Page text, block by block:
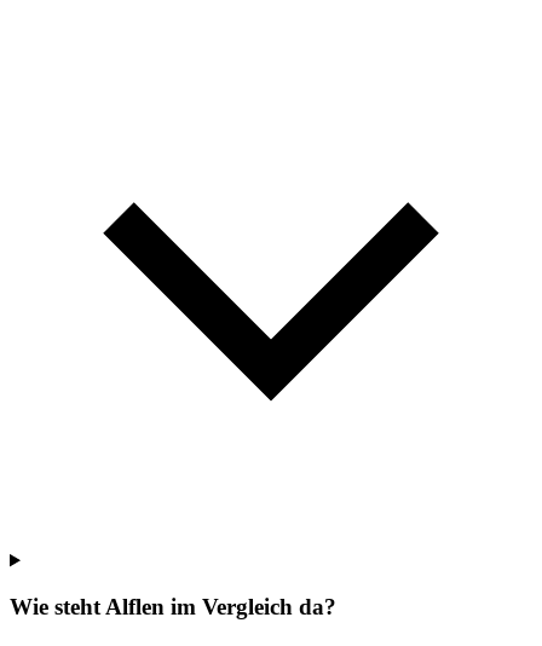
Wie steht Alflen im Vergleich da?